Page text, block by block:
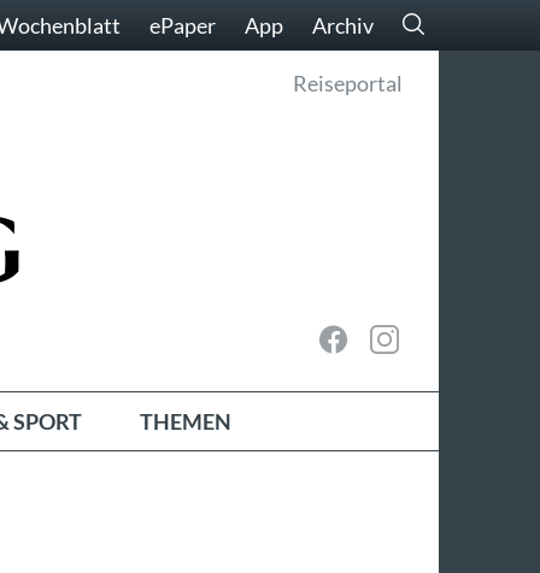
ePaper App Archiv
Reiseportal
SPORT THEMEN